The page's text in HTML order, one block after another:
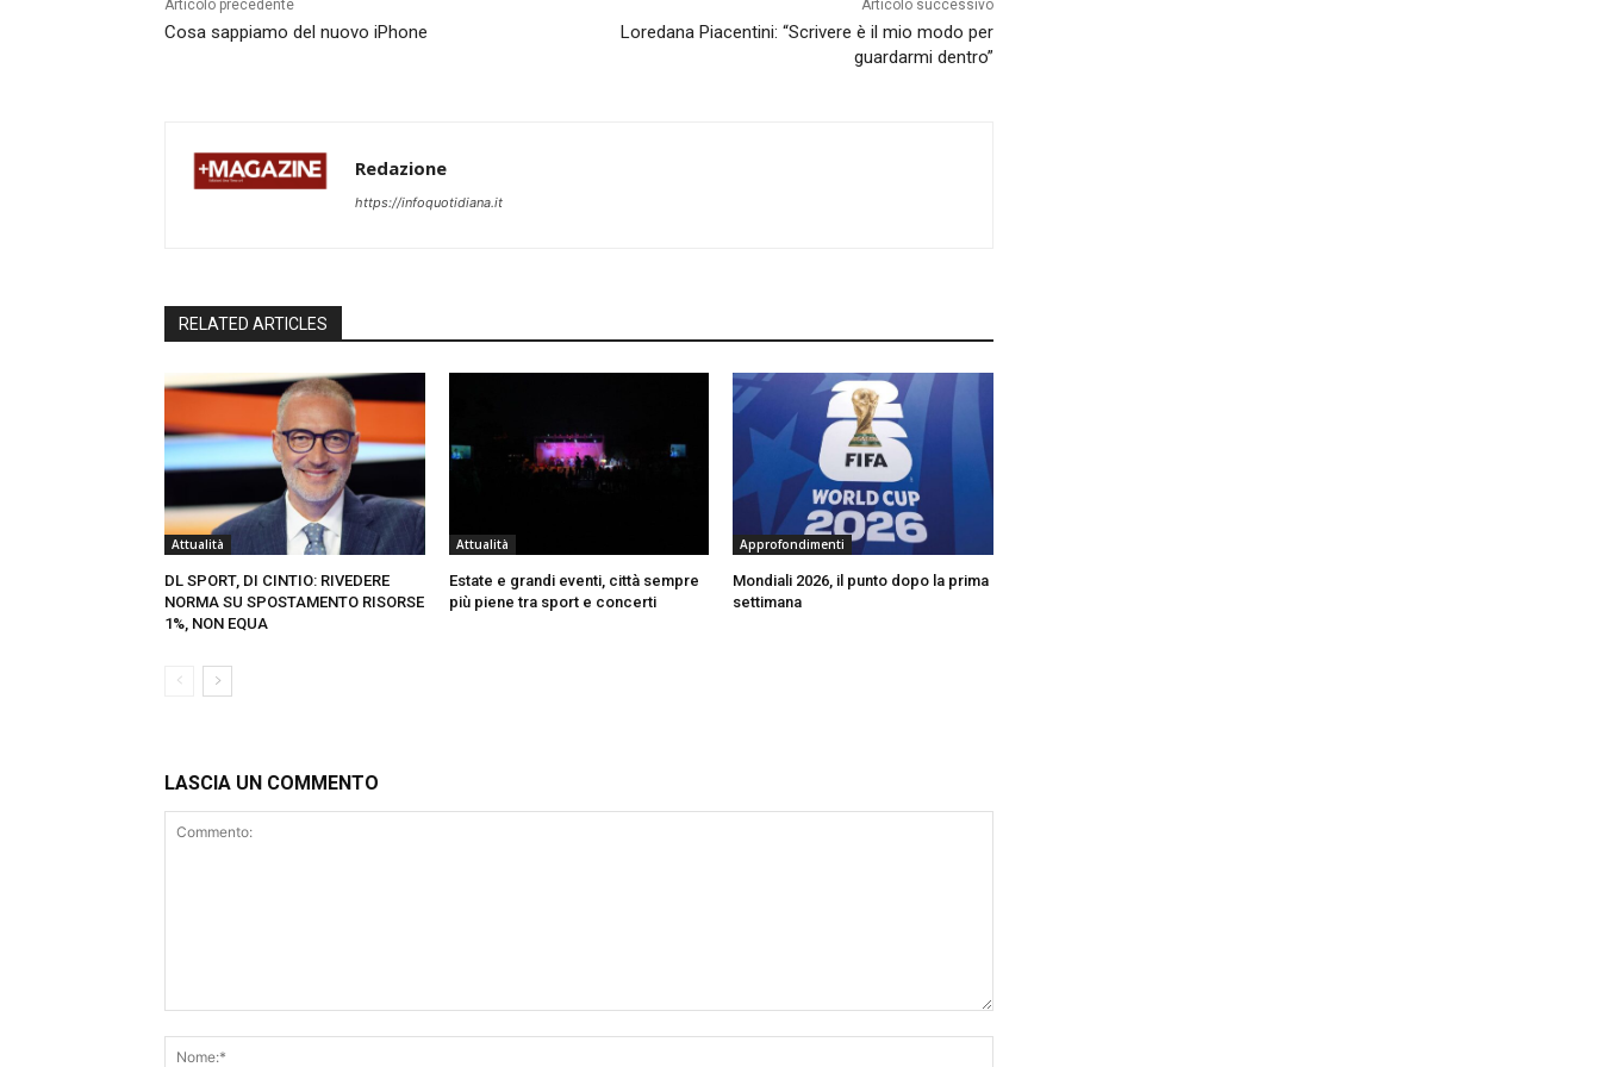
Articolo precedente
Cosa sappiamo del nuovo iPhone
Articolo successivo
Loredana Piacentini: “Scrivere è il mio modo per
guardarmi dentro”
Redazione
https://infoquotidiana.it
RELATED ARTICLES
Attualità
DL SPORT, DI CINTIO: RIVEDERE
NORMA SU SPOSTAMENTO RISORSE
1%, NON EQUA
Attualità
Estate e grandi eventi, città sempre
più piene tra sport e concerti
Approfondimenti
Mondiali 2026, il punto dopo la prima
settimana
LASCIA UN COMMENTO